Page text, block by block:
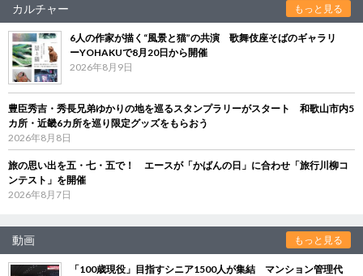
カルチャー もっと見る
6人の作家が描く“風景と猫”の共演 歌舞伎座そばのギャラリ
ーYOHAKUで8月20日から開催
2026年8月9日
豊臣秀吉・秀長兄弟ゆかりの地を巡るスタンプラリーがスタート 和歌山市内5
カ所・近畿6カ所を巡り限定グッズをもらおう
2026年8月8日
旅の思い出を五・七・五で！ エースが「かばんの日」に合わせ「旅行川柳コ
ンテスト」を開催
2026年8月7日
動画 もっと見る
「100歳現役」目指すシニア1500人が集結 マンション管理代